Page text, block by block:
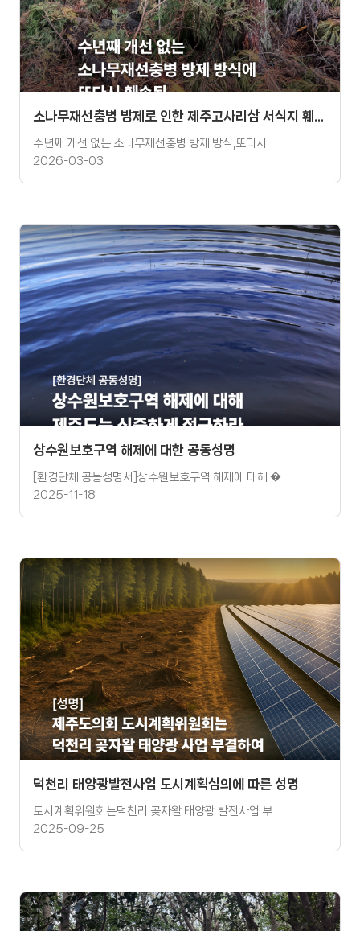
소나무재선충병 방제로 인한 제주고사리삼 서식지 훼손 관련 보도자료
수년째 개선 없는 소나무재선충병 방제 방식,또다시
2026-03-03
상수원보호구역 해제에 대한 공동성명
[환경단체 공동성명서]상수원보호구역 해제에 대해 �
2025-11-18
덕천리 태양광발전사업 도시계획심의에 따른 성명
도시계획위원회는덕천리 곶자왈 태양광 발전사업 부
2025-09-25